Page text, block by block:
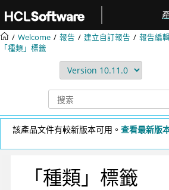
Welcome 報告 建立自訂報告
報告編
「種類」標籤
該產品文件有較新版本可用。 查看最新版
「種類」標籤